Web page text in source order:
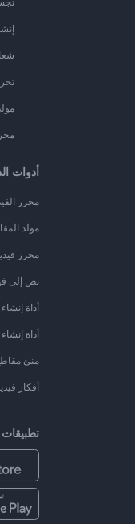
أدوات
محرر
مولد
محرر
نص إلى
أداة
أداة
منئ
أفكار